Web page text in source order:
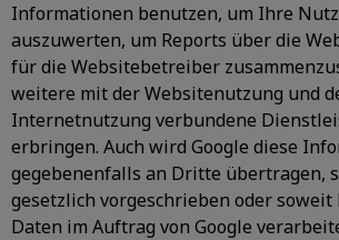
Informationen benutzen, um Ihre
auszuwerten, um Reports über die
für die Websitebetreiber
weitere mit der Websitenutzung und
Internetnutzung verbundene
erbringen. Auch wird Google diese
gegebenenfalls an Dritte übertragen,
gesetzlich vorgeschrieben oder
Daten im Auftrag von Google